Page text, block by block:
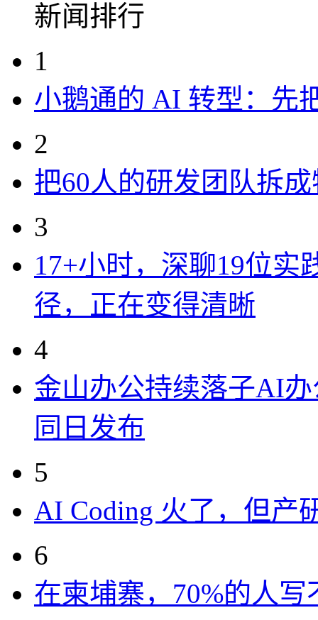
新闻排行
1
小鹅通的 AI 转型：先
2
把60人的研发团队拆
3
17+小时，深聊19位实
径，正在变得清晰
4
金山办公持续落子AI办
同日发布
5
AI Coding 火了，但产
6
在柬埔寨，70%的人写